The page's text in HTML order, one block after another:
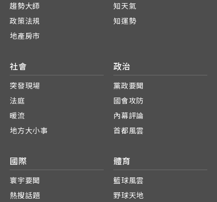
趨勢大師
政策法規
地產房市
知天氣
知運勢
社會
突發現場
法庭
暖流
地方大小事
政治
黨政要聞
國會攻防
內幕評論
首都風雲
國際
寰宇要聞
熱搜話題
體育
籃球風雲
野球天地